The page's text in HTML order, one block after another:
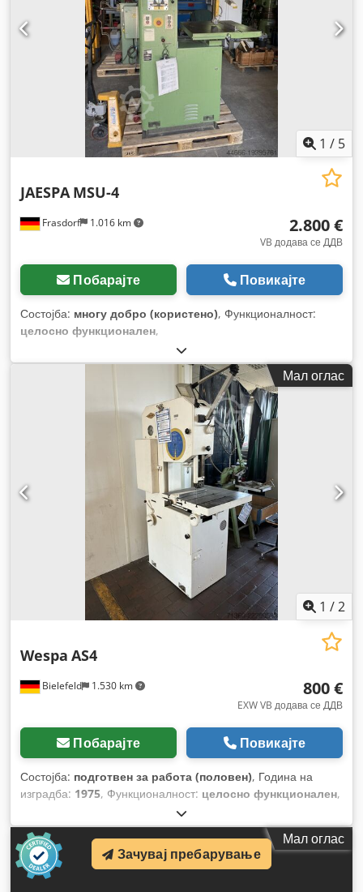
1 / 5
Frasdorf 1.016 km
JAESPA MSU-4
2.800 €
VB додава се ДДВ
Побарајте Повикајте
Состојба: многу добро (користено), Функционалност:
целосно функционален,
Мал оглас
1 /2
Bielefeld 1.530 km
Wespa AS4
800 €
EXW VB додава се ДДВ
Побарајте Повикајте
Состојба: подготвен за работа (половен), Година на
изградба: 1975, Функционалност: целосно функционален,
Мал оглас
Зачувај пребарување